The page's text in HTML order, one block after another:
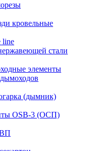
кровельные
line
стали
элементы
(дымник)
OSB-3 (ОСП)